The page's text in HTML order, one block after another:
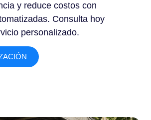
y reduce costos con
Consulta hoy
personalizado.